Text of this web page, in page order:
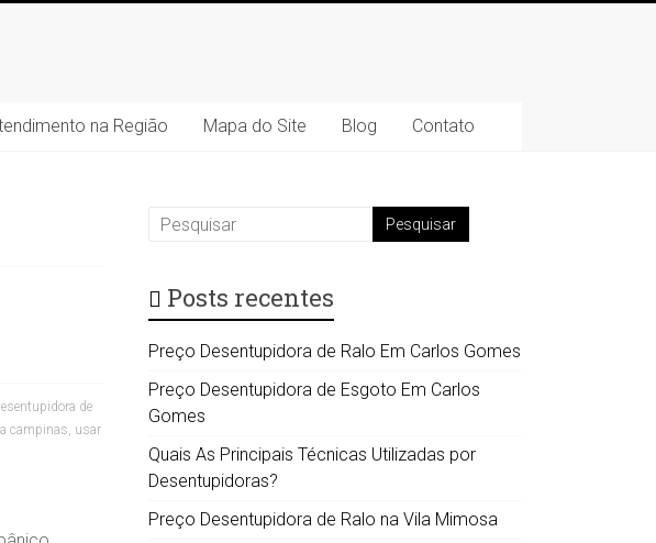
na Região Mapa do Site Blog Contato
de
campinas, usar
Posts recentes
Preço Desentupidora de Ralo Em Carlos Gomes
Preço Desentupidora de Esgoto Em Carlos
Gomes
Quais As Principais Técnicas Utilizadas por
Desentupidoras?
Preço Desentupidora de Ralo na Vila Mimosa